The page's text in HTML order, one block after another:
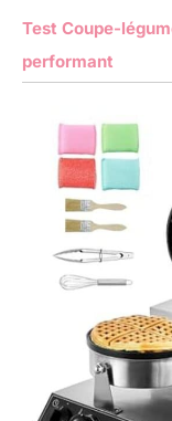
Test Coupe-
performant